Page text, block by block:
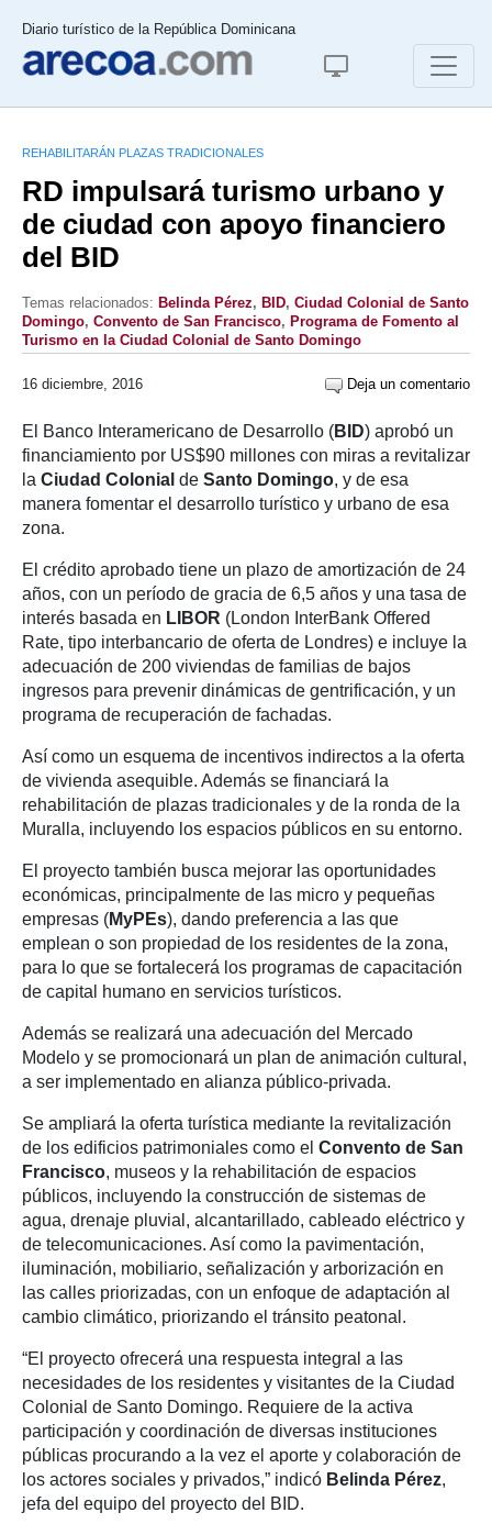
Diario turístico de la República Dominicana
REHABILITARÁN PLAZAS TRADICIONALES
RD impulsará turismo urbano y
de ciudad con apoyo financiero
del BID
Temas relacionados: Belinda Pérez, BID, Ciudad Colonial de Santo
Domingo, Convento de San Francisco, Programa de Fomento al
Turismo en la Ciudad Colonial de Santo Domingo
16 diciembre, 2016 Deja un comentario
El Banco Interamericano de Desarrollo (BID) aprobó un
financiamiento por US$90 millones con miras a revitalizar
la Ciudad Colonial de Santo Domingo, y de esa
manera fomentar el desarrollo turístico y urbano de esa
zona.
El crédito aprobado tiene un plazo de amortización de 24
años, con un período de gracia de 6,5 años y una tasa de
interés basada en LIBOR (London InterBank Offered
Rate, tipo interbancario de oferta de Londres) e incluye la
adecuación de 200 viviendas de familias de bajos
ingresos para prevenir dinámicas de gentrificación, y un
programa de recuperación de fachadas.
Así como un esquema de incentivos indirectos a la oferta
de vivienda asequible. Además se financiará la
rehabilitación de plazas tradicionales y de la ronda de la
Muralla, incluyendo los espacios públicos en su entorno.
El proyecto también busca mejorar las oportunidades
económicas, principalmente de las micro y pequeñas
empresas (MyPEs), dando preferencia a las que
emplean o son propiedad de los residentes de la zona,
para lo que se fortalecerá los programas de capacitación
de capital humano en servicios turísticos.
Además se realizará una adecuación del Mercado
Modelo y se promocionará un plan de animación cultural,
a ser implementado en alianza público-privada.
Se ampliará la oferta turística mediante la revitalización
de los edificios patrimoniales como el Convento de San
Francisco, museos y la rehabilitación de espacios
públicos, incluyendo la construcción de sistemas de
agua, drenaje pluvial, alcantarillado, cableado eléctrico y
de telecomunicaciones. Así como la pavimentación,
iluminación, mobiliario, señalización y arborización en
las calles priorizadas, con un enfoque de adaptación al
cambio climático, priorizando el tránsito peatonal.
“El proyecto ofrecerá una respuesta integral a las
necesidades de los residentes y visitantes de la Ciudad
Colonial de Santo Domingo. Requiere de la activa
participación y coordinación de diversas instituciones
públicas procurando a la vez el aporte y colaboración de
los actores sociales y privados,” indicó Belinda Pérez,
jefa del equipo del proyecto del BID.